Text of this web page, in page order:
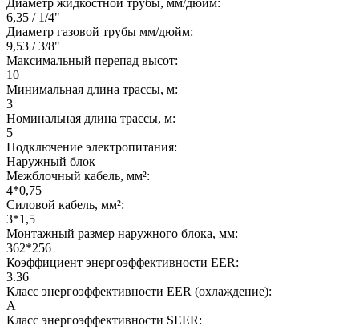
6,35 / 1/4"
Диаметр газовой трубы мм/дюйм:
9,53 / 3/8"
Максимальный перепад высот:
10
Минимальная длина трассы, м:
3
Номинальная длина трассы, м:
5
Подключение электропитания:
Наружный блок
Межблочный кабель, мм²:
4*0,75
Силовой кабель, мм²:
3*1,5
Монтажный размер наружного блока, мм:
362*256
Коэффициент энергоэффективности EER:
3.36
Класс энергоэффективности EER (охлаждение):
A
Класс энергоэффективности SEER: